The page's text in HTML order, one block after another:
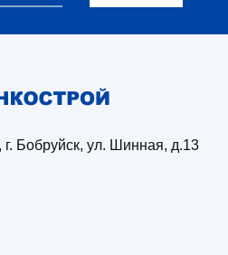
г. Бобруйск, ул. Шинная, д.13